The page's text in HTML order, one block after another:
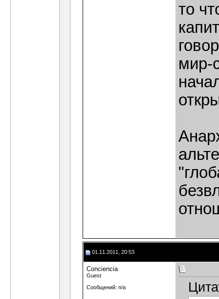
то
мир-
01.11.2011, 20:53
Сonciencia
Guest
Сообщений: n/a